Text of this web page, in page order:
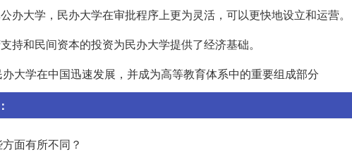
办大学，民办大学在审批程序上更为灵活，可以更快地设立和运营。
持和民间资本的投资为民办大学提供了经济基础。
大学在中国迅速发展，并成为高等教育体系中的重要组成部分
面有所不同？